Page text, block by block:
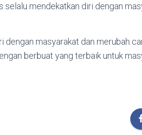
mendekatkan diri dengan
masyarakat dan merubah
berbuat yang terbaik untuk